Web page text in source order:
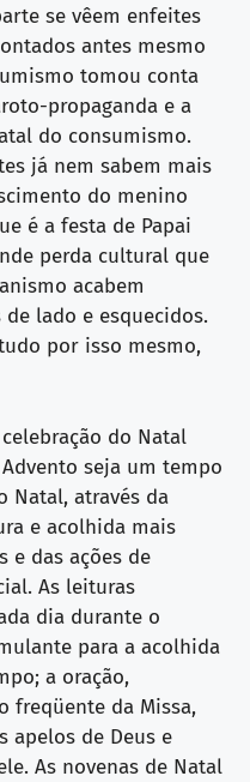
se vêem enfeites
antes mesmo
tomou conta
propaganda e a
do consumismo.
já nem sabem mais
do menino
é a festa de Papai
perda cultural que
acabem
lado e esquecidos.
por isso mesmo,
do Natal
seja um tempo
Natal, através da
e acolhida mais
e das ações de
As leituras
dia durante o
para a acolhida
a oração,
freqüente da Missa,
apelos de Deus e
As novenas de Natal